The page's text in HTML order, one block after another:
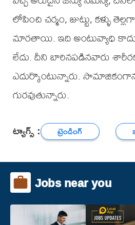
లోపించి చర్మం, జుట్టు, కళ్ళు
మారతాయి. ఇది అంటువ్యాధి
లేదు. దీని బారినపడినవారు
ఎదుర్కొంటున్నారు.
గురవుతున్నారు.
ట్యాగ్స్ : ట్రెండింగ్
Jobs near you